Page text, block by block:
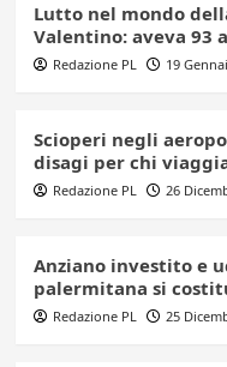
Lutto nel mondo
Valentino: aveva 93
Redazione PL 19
Scioperi negli
disagi per chi
Redazione PL 26
Anziano investito e
palermitana si
Redazione PL 25